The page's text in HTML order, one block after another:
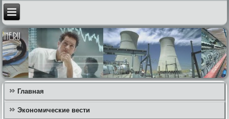
Главная
Экономические вести